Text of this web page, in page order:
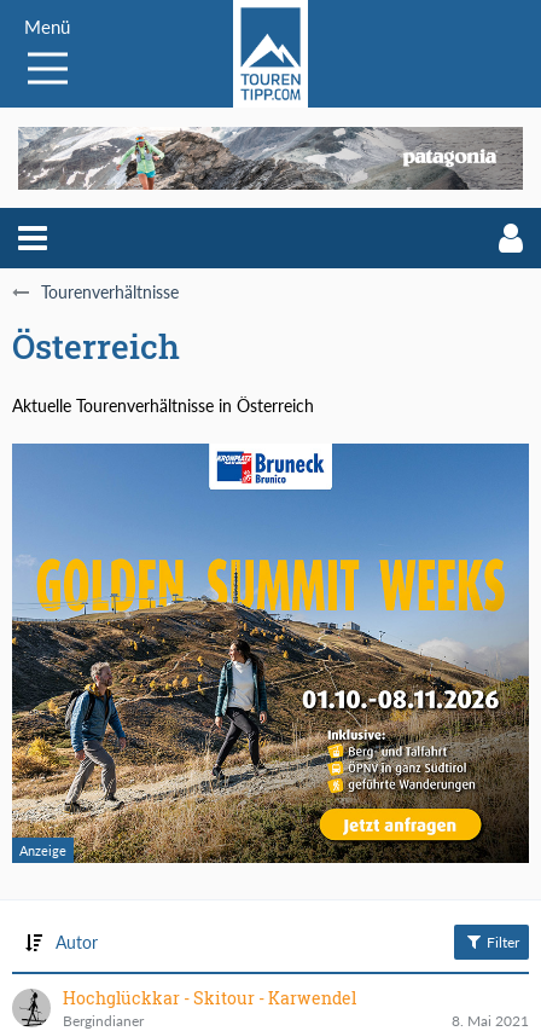
Menü
Tourenverhältnisse
Österreich
Aktuelle Tourenverhältnisse in Österreich
Autor Filter
Hochglückkar - Skitour - Karwendel
Bergindianer 8. Mai 2021